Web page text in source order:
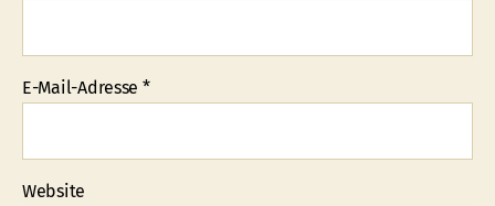
E-Mail-Adresse *
Website